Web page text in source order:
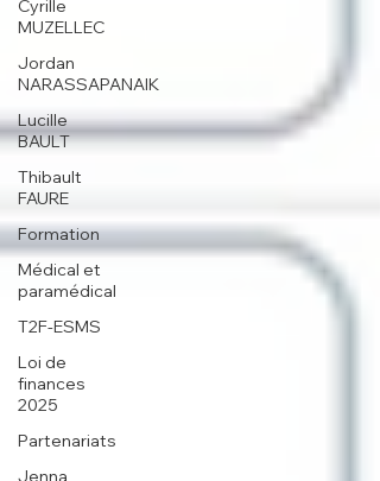
Cyrille
MUZELLEC
Jordan
NARASSAPANAIK
Lucille
BAULT
Thibault
FAURE
Formation
Médical et
paramédical
T2F-ESMS
Loi de
finances
2025
Partenariats
Jenna